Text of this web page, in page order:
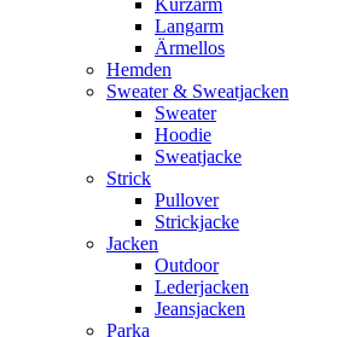
Kurzarm
Langarm
Ärmellos
Hemden
Sweater & Sweatjacken
Sweater
Hoodie
Sweatjacke
Strick
Pullover
Strickjacke
Jacken
Outdoor
Lederjacken
Jeansjacken
Parka